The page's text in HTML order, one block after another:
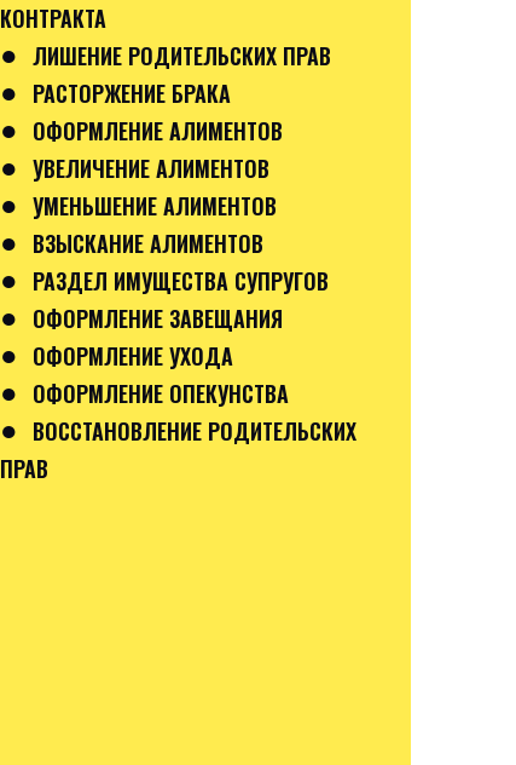
КОНТРАКТА
● ЛИШЕНИЕ РОДИТЕЛЬСКИХ ПРАВ
● РАСТОРЖЕНИЕ БРАКА
● ОФОРМЛЕНИЕ АЛИМЕНТОВ
● УВЕЛИЧЕНИЕ АЛИМЕНТОВ
● УМЕНЬШЕНИЕ АЛИМЕНТОВ
● ВЗЫСКАНИЕ АЛИМЕНТОВ
● РАЗДЕЛ ИМУЩЕСТВА СУПРУГОВ
● ОФОРМЛЕНИЕ ЗАВЕЩАНИЯ
● ОФОРМЛЕНИЕ УХОДА
● ОФОРМЛЕНИЕ ОПЕКУНСТВА
● ВОССТАНОВЛЕНИЕ РОДИТЕЛЬСКИХ
ПРАВ